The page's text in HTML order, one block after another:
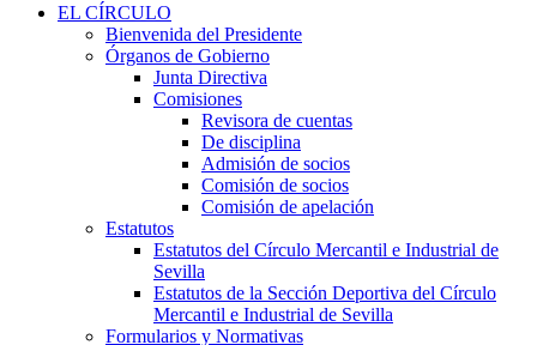
EL CÍRCULO
Bienvenida del Presidente
Órganos de Gobierno
Junta Directiva
Comisiones
Revisora de cuentas
De disciplina
Admisión de socios
Comisión de socios
Comisión de apelación
Estatutos
Estatutos del Círculo Mercantil e Industrial de
Sevilla
Estatutos de la Sección Deportiva del Círculo
Mercantil e Industrial de Sevilla
Formularios y Normativas